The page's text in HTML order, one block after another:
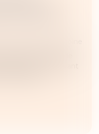
DE PARTAGE
1075 du Code
de son vivant
héritiers